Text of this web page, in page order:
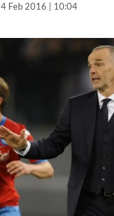
4 Feb 2016 | 10:04